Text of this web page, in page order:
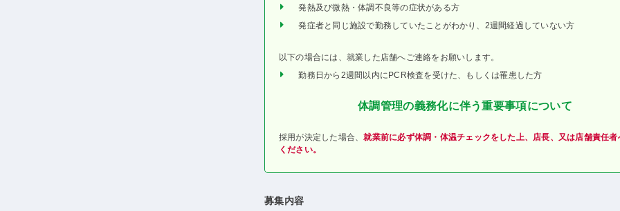
発熱及び微熱・体調不良等の症状がある方
発症者と同じ施設で勤務していたことがわかり、2週間経過していない方
以下の場合には、就業した店舗へご連絡をお願いします。
勤務日から2週間以内にPCR検査を受けた、もしくは罹患した方
体調管理の義務化に伴う重要事項について
採用が決定した場合、就業前に必ず体調・体温チェックをした上、店長、又は店舗責任者
ください。
募集内容